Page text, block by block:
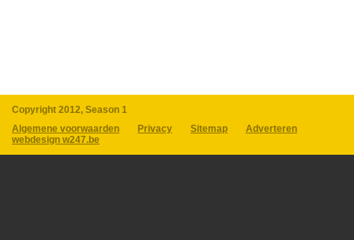
Copyright 2012, Season 1
Algemene voorwaarden
Privacy Sitemap
Adverteren
webdesign w247.be